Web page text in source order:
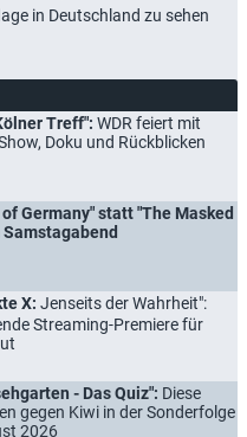
in Deutschland zu sehen
Treff": WDR feiert mit
Doku und Rückblicken
Germany" statt "The Masked
X: Jenseits der Wahrheit":
Streaming-Premiere für
- Das Quiz": Diese
gegen Kiwi in der Sonderfolge
2026